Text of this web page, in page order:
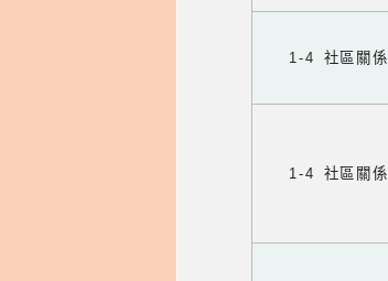
1-4 社區關係
1-4 社區關係